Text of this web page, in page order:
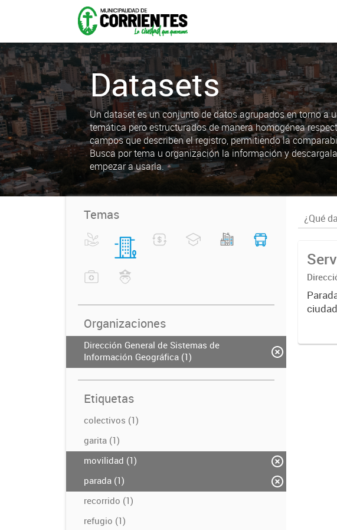
Datasets
Un dataset es un conjunto de datos agrupados en torno a
temática pero estructurados de manera homogénea
campos que describen el registro, permitiendo la
Busca por tema u organización la información y
empezar a usarla.
Temas
Organizaciones
Dirección General de Sistemas de
Información Geográfica (1)
Etiquetas
colectivos (1)
garita (1)
movilidad (1)
parada (1)
recorrido (1)
refugio (1)